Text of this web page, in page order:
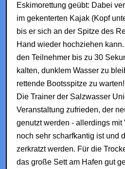
Eskimorettung geübt: Dabei
im gekenterten Kajak (Kopf
bis er sich an der Spitze des
Hand wieder hochziehen
den Teilnehmer bis zu 30
kalten, dunklem Wasser zu
rettende Bootsspitze zu warten!
Die Trainer der Salzwasser
Veranstaltung zufrieden, der
genutzt werden - allerdings mit
noch sehr scharfkantig ist und
zerkratzt werden. Für die
das große Sett am Hafen gut